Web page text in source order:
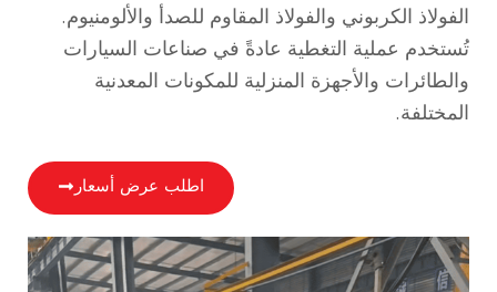
الفولاذ الكربوني والفولاذ المقاوم للصدأ والألومنيوم.
تُستخدم عملية التغطية عادةً في صناعات السيارات
والطائرات والأجهزة المنزلية للمكونات المعدنية
المختلفة.
اطلب عرض أسعار